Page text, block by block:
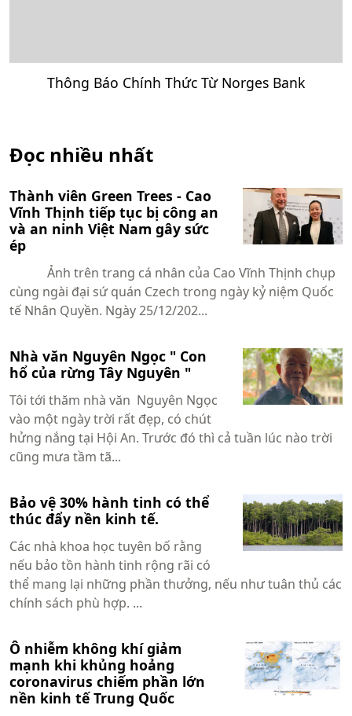
Thông Báo Chính Thức Từ Norges Bank
Đọc nhiều nhất
Thành viên Green Trees - Cao
Vĩnh Thịnh tiếp tục bị công an
và an ninh Việt Nam gây sức
ép
Ảnh trên trang cá nhân của Cao Vĩnh Thịnh chụp
cùng ngài đại sứ quán Czech trong ngày kỷ niệm Quốc
tế Nhân Quyền. Ngày 25/12/202...
Nhà văn Nguyên Ngọc " Con
hổ của rừng Tây Nguyên "
Tôi tới thăm nhà văn Nguyên Ngọc
vào một ngày trời rất đẹp, có chút
hửng nắng tại Hội An. Trước đó thì cả tuần lúc nào trời
cũng mưa tầm tã...
Bảo vệ 30% hành tinh có thể
thúc đẩy nền kinh tế.
Các nhà khoa học tuyên bố rằng
nếu bảo tồn hành tinh rộng rãi có
thể mang lại những phần thưởng, nếu như tuân thủ các
chính sách phù hợp. ...
Ô nhiễm không khí giảm
mạnh khi khủng hoảng
coronavirus chiếm phần lớn
nền kinh tế Trung Quốc